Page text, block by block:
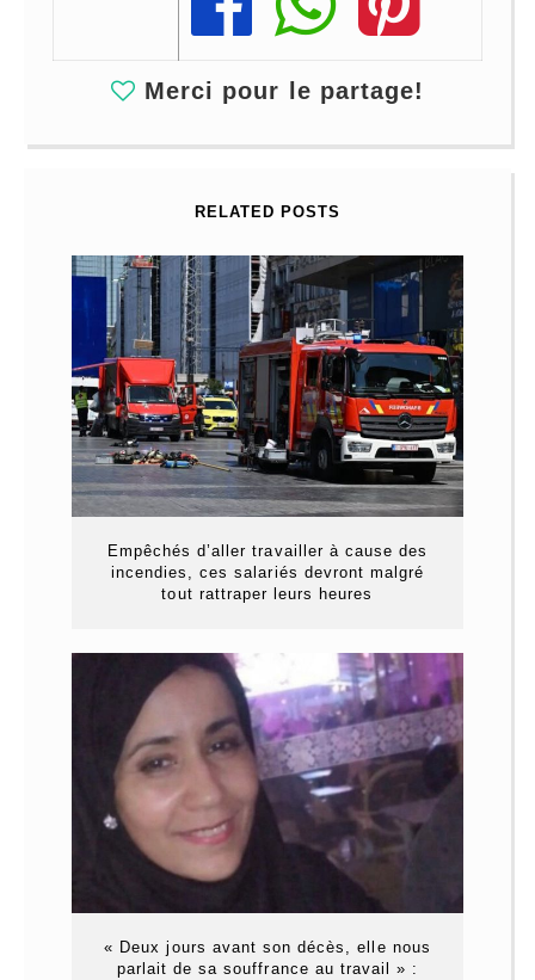
Merci pour le partage!
RELATED POSTS
Empêchés d’aller travailler à cause des
incendies, ces salariés devront malgré
tout rattraper leurs heures
« Deux jours avant son décès, elle nous
parlait de sa souffrance au travail » :